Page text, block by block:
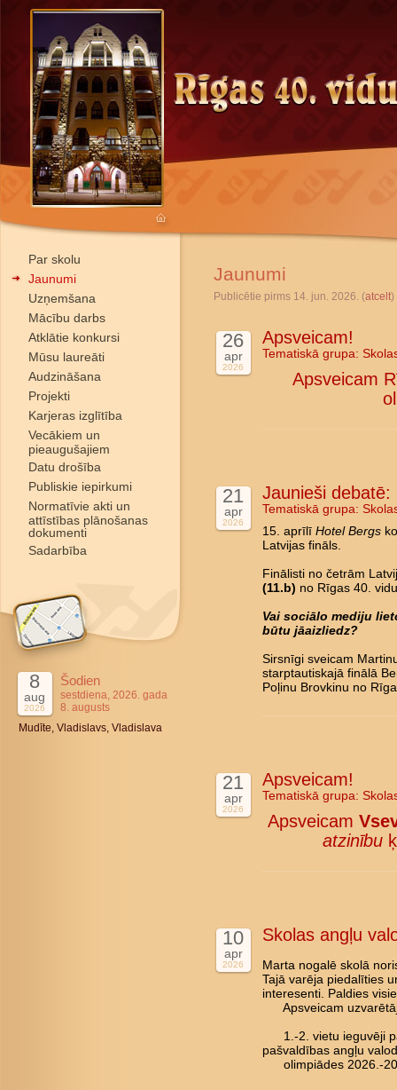
Par skolu
Jaunumi
Uzņemšana
Mācību darbs
Atklātie konkursi
Mūsu laureāti
Audzināšana
Projekti
Karjeras izglītība
Vecākiem un
pieaugušajiem
Datu drošība
Publiskie iepirkumi
Normatīvie akti un
attīstības plānošanas
dokumenti
Sadarbība
8
aug
2026
Šodien
sestdiena, 2026. gada
8. augusts
Mudīte, Vladislavs, Vladislava
Jaunumi
Publicētie pirms 14. jun. 2026. (atcelt)
26
apr
2026
Apsveicam!
Tematiskā grupa:
Apsveicam
21
apr
2026
Jaunieši debatē:
Tematiskā grupa:
15. aprīlī Hotel Bergs
Latvijas fināls.
Finālisti no četrām
(11.b) no Rīgas 40.
Vai sociālo mediju
būtu jāaizliedz?
Sirsnīgi sveicam
starptautiskajā finālā
Poļinu Brovkinu no
21
apr
2026
Apsveicam!
Tematiskā grupa:
Apsveicam
atzinību
10
apr
2026
Skolas angļu
Marta nogalē skolā
Tajā varēja piedalīties
interesenti. Paldies
Apsveicam
1.-2. vietu ieguvēji
pašvaldības angļu
olimpiādes 2026.-